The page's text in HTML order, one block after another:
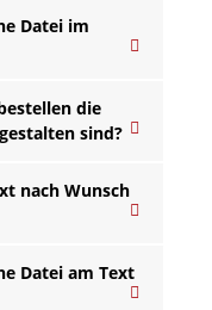
Datei im
die
sind?
nach Wunsch
Datei am Text